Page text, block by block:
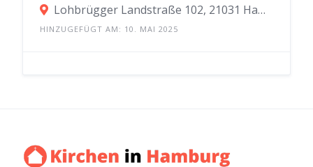
Lohbrügger Landstraße 102, 21031 Hamburg
HINZUGEFÜGT AM: 10. MAI 2025